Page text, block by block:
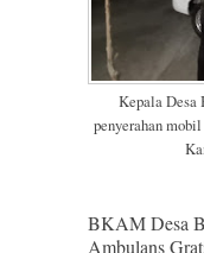
Kepala Desa
penyerahan
BKAM Desa
Ambulans